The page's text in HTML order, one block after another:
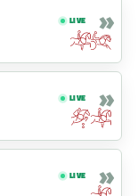
LIVE »
LIVE »
LIVE »